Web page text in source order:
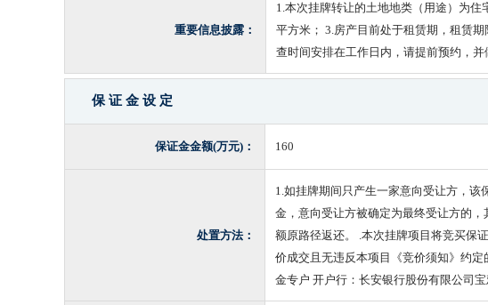
重要信息披露：
1.本次挂牌转让的土地地类（用途）为
平方米； 3.房产目前处于租赁期，租赁
查时间安排在工作日内，请提前预约，并
保 证 金 设 定
保证金金额(万元)： 160
处置方法：
1.如挂牌期间只产生一家意向受让方，
金，意向受让方被确定为最终受让方的
额原路径返还。 .本次挂牌项目将竞买保
价成交且无违反本项目《竞价须知》约
金专户 开户行：长安银行股份有限公司